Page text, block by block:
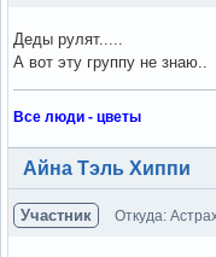
Деды рулят.....
А вот эту группу не знаю..
Все люди - цветы
Вне форума
Айна Тэль Хиппи
Участник Откуда: